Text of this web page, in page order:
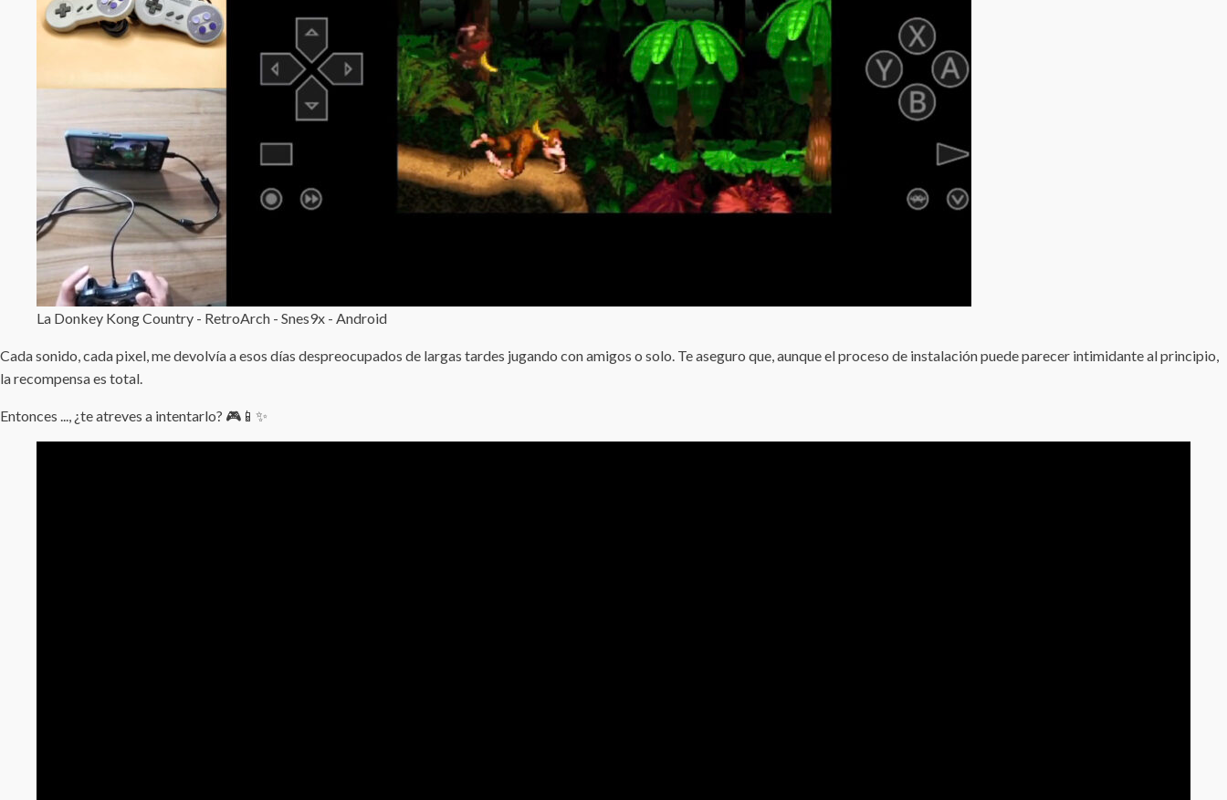
La Donkey Kong Country - RetroArch - Snes9x - Android
Cada sonido, cada pixel, me devolvía a esos días despreocupados de largas tardes jugando con amigos o solo. Te aseguro que, aunque el proceso de instalación puede parecer intimidante al principio,
la recompensa es total.
Entonces ..., ¿te atreves a intentarlo? 🎮📱✨